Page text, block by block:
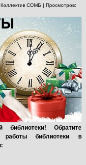
Коллектив СОМБ | Просмотров:
библиотеки! Обратите
библиотеки в